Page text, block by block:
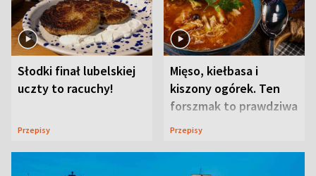
Słodki finał lubelskiej
uczty to racuchy!
Przepisy
Mięso, kiełbasa i
kiszony ogórek. Ten
forszmak to prawdziwa
uczta
Przepisy